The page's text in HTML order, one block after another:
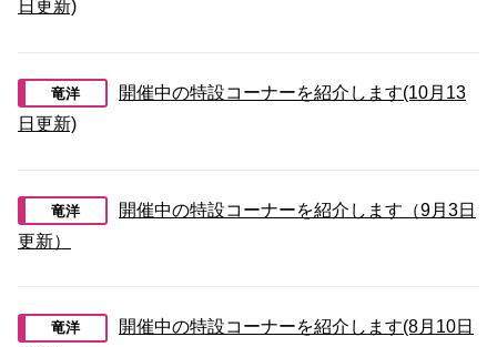
日更新)
竜洋
開催中の特設コーナーを紹介します(10月13
日更新)
竜洋
開催中の特設コーナーを紹介します（9月3日
更新）
竜洋
開催中の特設コーナーを紹介します(8月10日